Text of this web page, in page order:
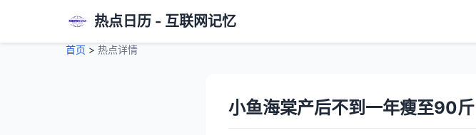
热点日历 - 互联网记忆
首页 > 热点详情
小鱼海棠产后不到一年瘦至90斤